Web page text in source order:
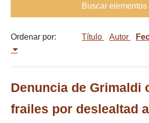
Buscar elementos
Ordenar por: Título Autor
Denuncia de Grimaldi
frailes por deslealtad